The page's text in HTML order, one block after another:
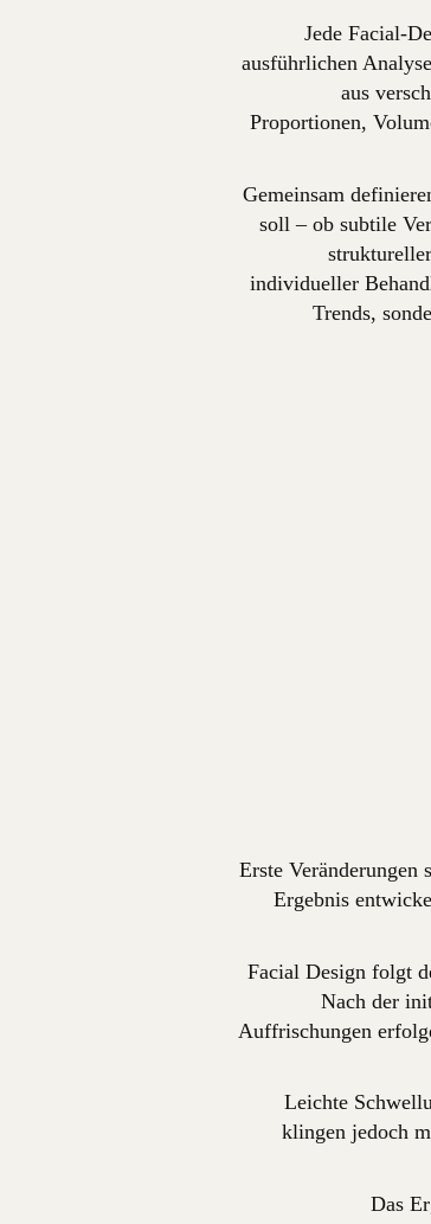
Jede Facial-
ausführlichen
aus
Proportionen,
Gemeinsam
soll – ob subtile
individueller
Trends,
Erste Veränderungen
Ergebnis
Facial Design folgt
Nach der
Auffrischungen
Leichte
klingen jedoch
Das